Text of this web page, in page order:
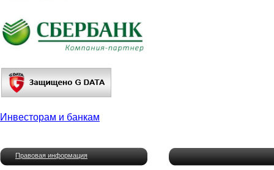
Инвесторам и банкам
Правовая информация